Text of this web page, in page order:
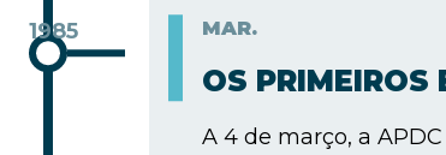
1985 MAR.
OS PRIMEIROS
A 4 de março, a